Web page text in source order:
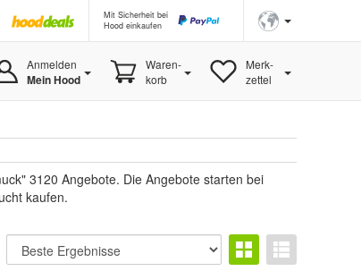
Mit Sicherheit bei
Hood einkaufen
Anmelden
Mein Hood
Waren-
korb
Merk-
zettel
3120 Angebote. Die Angebote starten bei
kaufen.